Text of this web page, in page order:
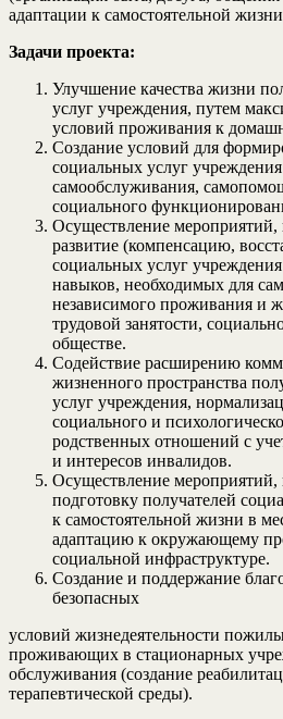
адаптации к самостоятельной
Задачи проекта:
Улучшение качества жизни
услуг учреждения, путем
условий проживания к
Создание условий для
социальных услуг
самообслуживания,
социального
Осуществление мероприятий,
развитие (компенсацию,
социальных услуг
навыков, необходимых для
независимого проживания и
трудовой занятости,
обществе.
Содействие расширению
жизненного пространства
услуг учреждения,
социального и
родственных отношений с
и интересов инвалидов.
Осуществление мероприятий,
подготовку получателей
к самостоятельной жизни в
адаптацию к окружающему
социальной инфраструктуре.
Создание и поддержание
безопасных
условий жизнедеятельности
проживающих в стационарных
обслуживания (создание
терапевтической среды).